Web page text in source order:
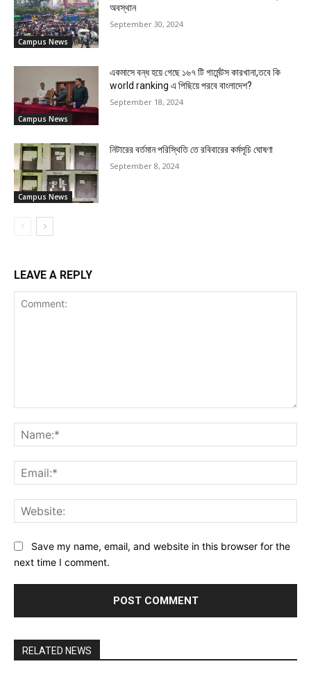
Campus News
অবস্থান
September 30, 2024
Campus News
একমাসে বন্ধ হয়ে গেছে ১৬৭ টি গার্মেন্টস কারখানা,তবে কি
world ranking এ পিছিয়ে পরবে বাংলাদেশ?
September 18, 2024
Campus News
নিটারের বর্তমান পরিস্থিতি তে রবিবারের কর্মসূচি ঘোষণা
September 8, 2024
LEAVE A REPLY
Save my name, email, and website in this browser for the
next time I comment.
RELATED NEWS